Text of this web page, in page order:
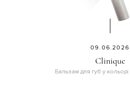
09.06.2026
Clinique
Бальзам для губ у